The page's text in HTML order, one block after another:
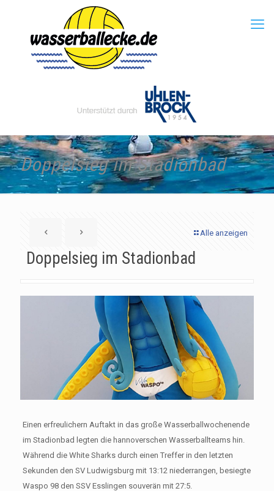
Doppelsieg im Stadionbad
Alle anzeigen
Doppelsieg im Stadionbad
Einen erfreulichern Auftakt in das große Wasserballwochenende
im Stadionbad legten die hannoverschen Wasserballteams hin.
Während die White Sharks durch einen Treffer in den letzten
Sekunden den SV Ludwigsburg mit 13:12 niederrangen, besiegte
Waspo 98 den SSV Esslingen souverän mit 27:5.